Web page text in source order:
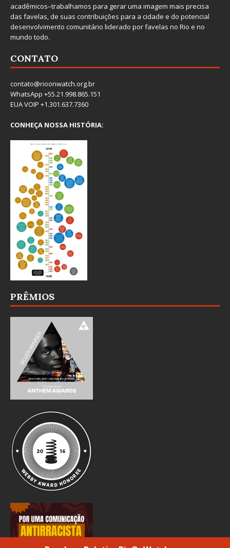
acadêmicos–trabalhamos para gerar uma imagem mais precisa
das favelas, de suas contribuições para a cidade e do potencial
desenvolvimento comunitário liderado por favelas no Rio e no
mundo todo.
CONTATO
contato@rioonwatch.org.br
WhatsApp +55.21.998.865.151
EUA VOIP +1.301.637.7360
CONHEÇA NOSSA HISTÓRIA:
PRÊMIOS